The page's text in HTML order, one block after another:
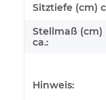
Sitztiefe (cm)
Stellmaß (cm)
ca.:
Hinweis: